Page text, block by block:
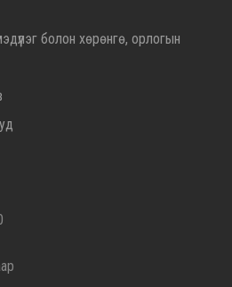
болон хөрөнгө, орлогын